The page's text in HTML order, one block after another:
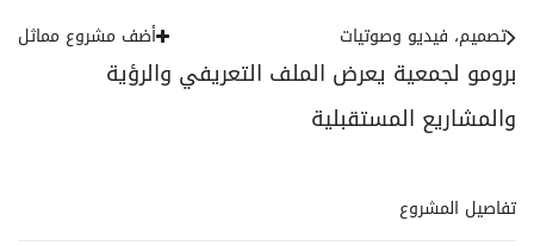
برومو لجمعية يعرض الملف التعريفي والرؤية
والمشاريع المستقبلية
تصميم، فيديو وصوتيات أضف مشروع مماثل
تفاصيل المشروع